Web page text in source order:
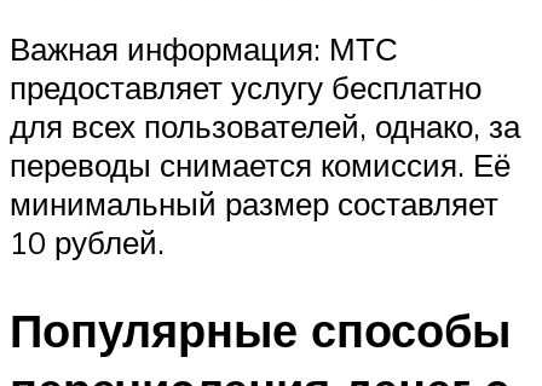
Важная информация: МТС
предоставляет услугу бесплатно
для всех пользователей, однако, за
переводы снимается комиссия. Её
минимальный размер составляет
10 рублей.
Популярные способы